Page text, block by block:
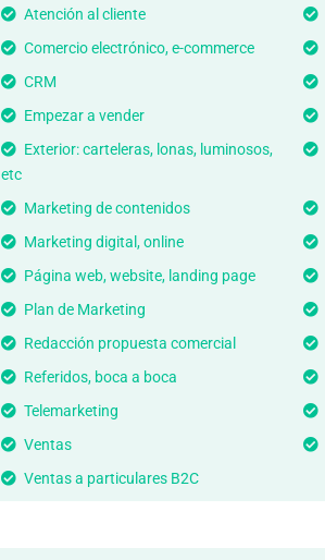
Atención al cliente
Comercio electrónico, e-commerce
CRM
Empezar a vender
Exterior: carteleras, lonas, luminosos,
etc
Marketing de contenidos
Marketing digital, online
Página web, website, landing page
Plan de Marketing
Redacción propuesta comercial
Referidos, boca a boca
Telemarketing
Ventas
Ventas a particulares B2C